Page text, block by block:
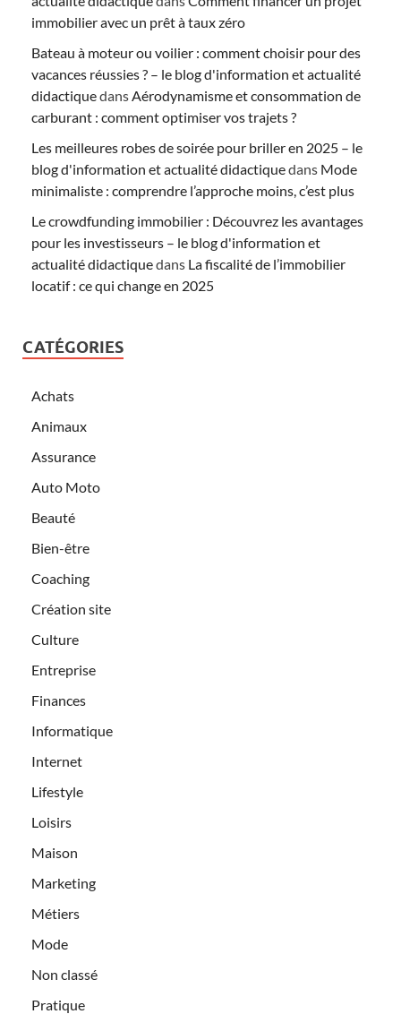
immobilier avec un prêt à taux zéro
Bateau à moteur ou voilier : comment choisir pour des
vacances réussies ? – le blog d'information et actualité
didactiquedansAérodynamisme et consommation de
carburant : comment optimiser vos trajets ?
Les meilleures robes de soirée pour briller en 2025 – le
blog d'information et actualité didactiquedans Mode
minimaliste : comprendre l’approche moins, c’est plus
Le crowdfunding immobilier : Découvrez les avantages
pour les investisseurs – le blog d'information et
actualité didactiquedans La fiscalité de l’immobilier
locatif : ce qui change en 2025
CATÉGORIES
Achats
Animaux
Assurance
Auto Moto
Beauté
Bien-être
Coaching
Création site
Culture
Entreprise
Finances
Informatique
Internet
Lifestyle
Loisirs
Maison
Marketing
Métiers
Mode
Non classé
Pratique